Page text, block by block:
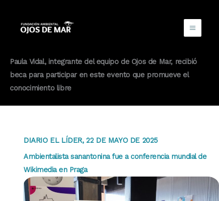
Paula Vidal, integrante del equipo de Ojos de Mar, recibió
beca para participar en este evento que promueve el
conocimiento libre
DIARIO EL LÍDER, 22 DE MAYO DE 2025
Ambientalista sanantonina fue a conferencia mundial de
Wikimedia en Praga